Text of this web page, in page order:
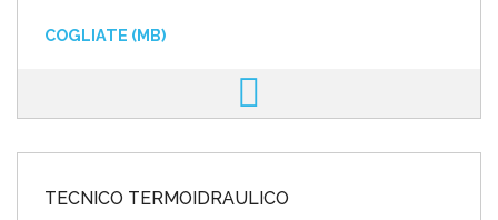
COGLIATE (MB)
TECNICO TERMOIDRAULICO